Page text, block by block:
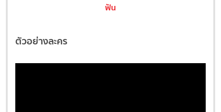
ฟัน
ตัวอย่างละคร